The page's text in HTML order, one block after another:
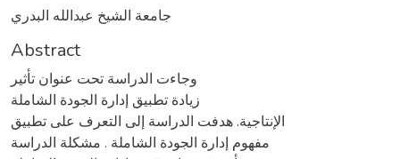
جامعة الشيخ عبدالله البدري
Abstract
وجاءت الدراسة تحت عنوان تأثير
زيادة تطبيق إدارة الجودة الشاملة
الإنتاجية. هدفت الدراسة إلى التعرف على تطبيق
مفهوم إدارة الجودة الشاملة . مشكلة الدراسة